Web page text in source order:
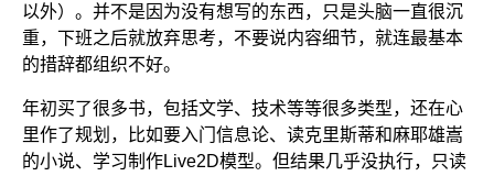
以外）。并不是因为没有想写的东西，只是头脑一直很沉
重，下班之后就放弃思考，不要说内容细节，就连最基本
的措辞都组织不好。
年初买了很多书，包括文学、技术等等很多类型，还在心
里作了规划，比如要入门信息论、读克里斯蒂和麻耶雄嵩
的小说、学习制作Live2D模型。但结果几乎没执行，只读